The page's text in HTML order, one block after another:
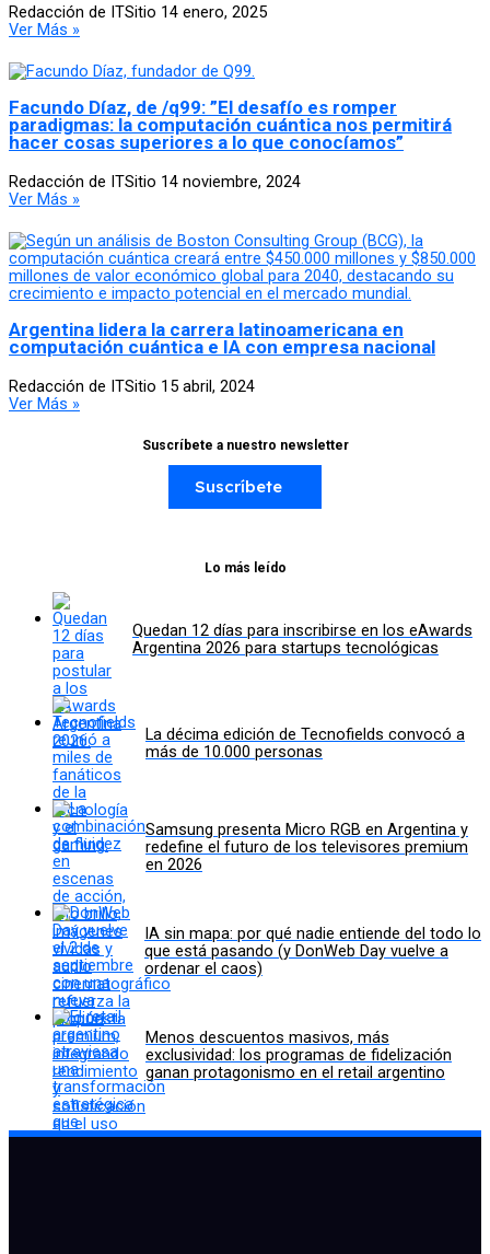
Redacción de ITSitio 14 enero, 2025
Ver Más »
Facundo Díaz, de /q99: ”El desafío es romper
paradigmas: la computación cuántica nos permitirá
hacer cosas superiores a lo que conocíamos”
Redacción de ITSitio 14 noviembre, 2024
Ver Más »
Argentina lidera la carrera latinoamericana en
computación cuántica e IA con empresa nacional
Redacción de ITSitio 15 abril, 2024
Ver Más »
Suscríbete a nuestro newsletter
Suscríbete
Lo más leído
Quedan 12 días para inscribirse en los eAwards
Argentina 2026 para startups tecnológicas
La décima edición de Tecnofields convocó a
más de 10.000 personas
Samsung presenta Micro RGB en Argentina y
redefine el futuro de los televisores premium
en 2026
IA sin mapa: por qué nadie entiende del todo lo
que está pasando (y DonWeb Day vuelve a
ordenar el caos)
Menos descuentos masivos, más
exclusividad: los programas de fidelización
ganan protagonismo en el retail argentino